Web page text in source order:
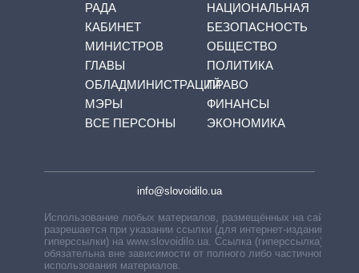
РАДА
КАБИНЕТ
МИНИСТРОВ
ГЛАВЫ
ОБЛАДМИНИСТРАЦИЙ
МЭРЫ
ВСЕ ПЕРСОНЫ
НАЦИОНАЛЬНАЯ
БЕЗОПАСНОСТЬ
ОБЩЕСТВО
ПОЛИТИКА
ПРАВО
ФИНАНСЫ
ЭКОНОМИКА
info@slovoidilo.ua
Использование любых материалов, размещённых на сайте,
разрешается при указании ссылки (для интернет-изданий —
гиперссылки) на www.slovoidilo.ua. Ссылка (гиперссылка)
обязательна вне зависимости от полного либо частичного
использования материалов.